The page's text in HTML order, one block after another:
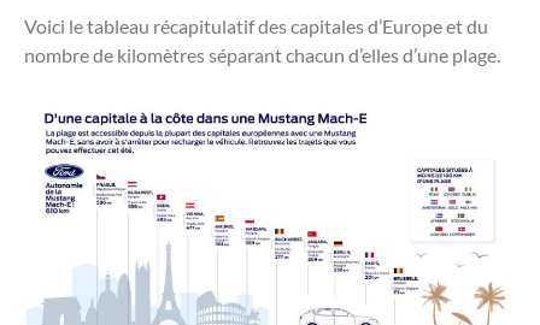
Voici le tableau récapitulatif des capitales d’Europe et du
nombre de kilomètres séparant chacun d’elles d’une plage.